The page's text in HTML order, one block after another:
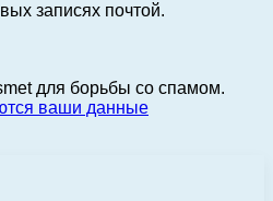
записях почтой.
для борьбы со спамом.
ваши данные